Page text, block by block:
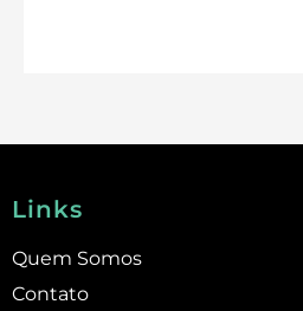
Links
Quem Somos
Contato